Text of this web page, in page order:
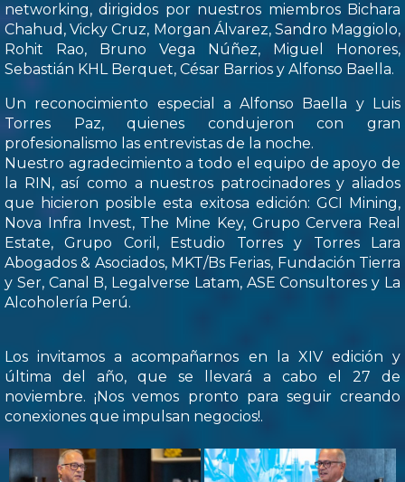
networking, dirigidos por nuestros miembros Bichara
Chahud, Vicky Cruz, Morgan Álvarez, Sandro Maggiolo,
Rohit Rao, Bruno Vega Núñez, Miguel Honores,
Sebastián KHL Berquet, César Barrios y Alfonso Baella.
Un reconocimiento especial a Alfonso Baella y Luis
Torres Paz, quienes condujeron con gran
profesionalismo las entrevistas de la noche.
Nuestro agradecimiento a todo el equipo de apoyo de
la RIN, así como a nuestros patrocinadores y aliados
que hicieron posible esta exitosa edición: GCI Mining,
Nova Infra Invest, The Mine Key, Grupo Cervera Real
Estate, Grupo Coril, Estudio Torres y Torres Lara
Abogados & Asociados, MKT/Bs Ferias, Fundación Tierra
y Ser, Canal B, Legalverse Latam, ASE Consultores y La
Alcoholería Perú.
Los invitamos a acompañarnos en la XIV edición y
última del año, que se llevará a cabo el 27 de
noviembre. ¡Nos vemos pronto para seguir creando
conexiones que impulsan negocios!.